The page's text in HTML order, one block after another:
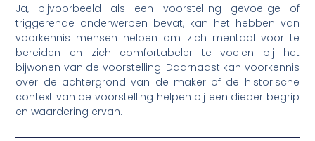
Ja, bijvoorbeeld als een voorstelling gevoelige of
triggerende onderwerpen bevat, kan het hebben van
voorkennis mensen helpen om zich mentaal voor te
bereiden en zich comfortabeler te voelen bij het
bijwonen van de voorstelling. Daarnaast kan voorkennis
over de achtergrond van de maker of de historische
context van de voorstelling helpen bij een dieper begrip
en waardering ervan.